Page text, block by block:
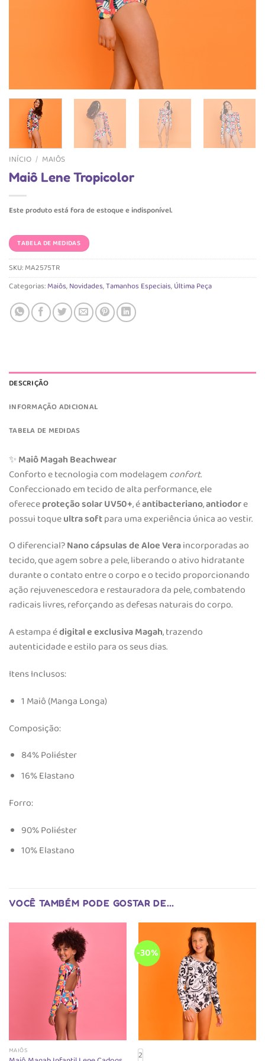
INÍCIO / MAIÔS
Maiô Lene Tropicolor
Este produto está fora de estoque e indisponível.
TABELA DE MEDIDAS
SKU:MA2575TR
Categorias:Maiôs,Novidades,Tamanhos Especiais,Última Peça
DESCRIÇÃO
INFORMAÇÃO ADICIONAL
TABELA DE MEDIDAS
✨ Maiô Magah Beachwear
Conforto e tecnologia com modelagem confort.
Confeccionado em tecido de alta performance, ele
ofereceproteção solar UV50+, éantibacteriano,antiodore
possui toqueultra softpara uma experiência única ao vestir.
O diferencial?Nano cápsulas de Aloe Veraincorporadas ao
tecido, que agem sobre a pele, liberando o ativo hidratante
durante o contato entre o corpo e o tecido proporcionando
ação rejuvenescedora e restauradora da pele, combatendo
radicais livres, reforçando as defesas naturais do corpo.
A estampa édigital e exclusiva Magah, trazendo
autenticidade e estilo para os seus dias.
Itens Inclusos:
1 Maiô (Manga Longa)
Composição:
84% Poliéster
16% Elastano
Forro:
90% Poliéster
10% Elastano
VOCÊ TAMBÉM PODE GOSTAR DE…
MAIÔS
-30%
2